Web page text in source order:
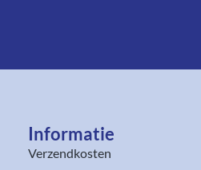
Informatie
Verzendkosten